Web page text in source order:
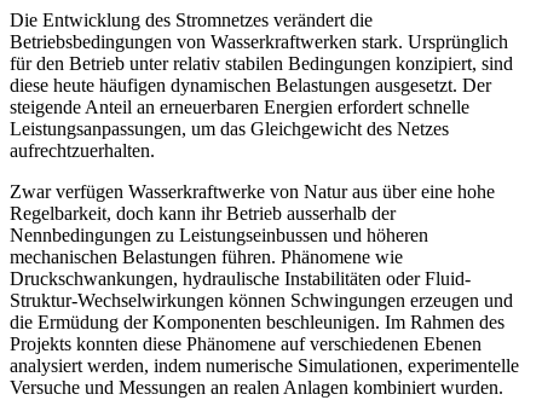
Die Entwicklung des Stromnetzes verändert die
Betriebsbedingungen von Wasserkraftwerken stark. Ursprünglich
für den Betrieb unter relativ stabilen Bedingungen konzipiert, sind
diese heute häufigen dynamischen Belastungen ausgesetzt. Der
steigende Anteil an erneuerbaren Energien erfordert schnelle
Leistungsanpassungen, um das Gleichgewicht des Netzes
aufrechtzuerhalten.
Zwar verfügen Wasserkraftwerke von Natur aus über eine hohe
Regelbarkeit, doch kann ihr Betrieb ausserhalb der
Nennbedingungen zu Leistungseinbussen und höheren
mechanischen Belastungen führen. Phänomene wie
Druckschwankungen, hydraulische Instabilitäten oder Fluid-
Struktur-Wechselwirkungen können Schwingungen erzeugen und
die Ermüdung der Komponenten beschleunigen. Im Rahmen des
Projekts konnten diese Phänomene auf verschiedenen Ebenen
analysiert werden, indem numerische Simulationen, experimentelle
Versuche und Messungen an realen Anlagen kombiniert wurden.